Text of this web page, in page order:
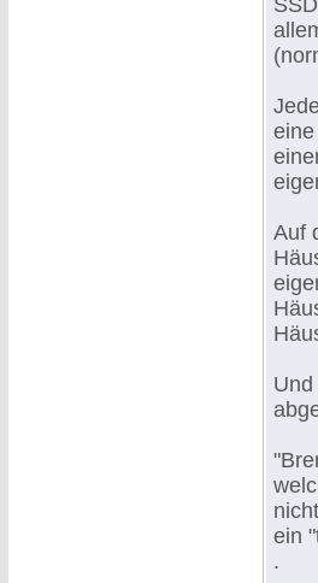
Auf
ein
.